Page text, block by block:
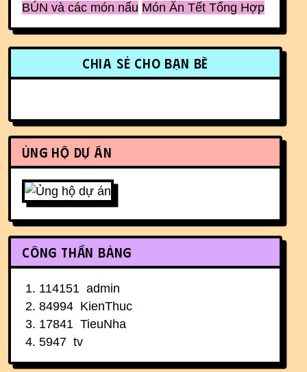
BÚN và các món nấu Món Ăn Tết Tổng Hợp
More content and functionality
Chia sẻ cho bạn bè
Ủng hộ dự án
Công thần bảng
114151 admin
84994 KienThuc
17841 TieuNha
5947 tv